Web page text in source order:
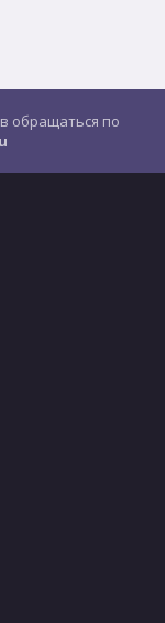
обращаться по